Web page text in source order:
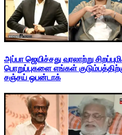
அப்பா ஜெயிச்சது வரலாற்று
பொறுப்புகளை எங்கள்
சஞ்சய் ஒபன்டாக்